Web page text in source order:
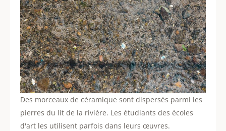
Des morceaux de céramique sont dispersés parmi les
pierres du lit de la rivière. Les étudiants des écoles
d'art les utilisent parfois dans leurs œuvres.